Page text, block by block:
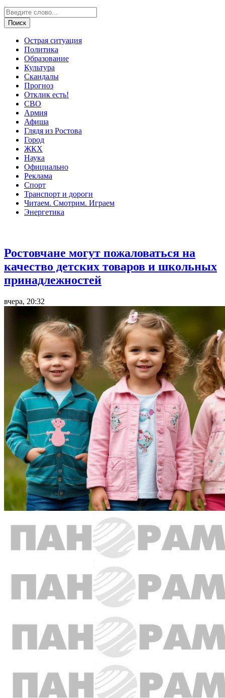
Острая ситуация
Политика
Образование
Культура
Скандалы
Прогноз
Отклик есть!
СВО
Армия
Афиша
Глядя из Ростова
Город
ЖКХ
Наука
Официально
Реклама
Спорт
Транспорт и дороги
Читаем. Смотрим. Играем
Энергетика
Ростовчане могут пожаловаться на
качество детских товаров и школьных
принадлежностей
вчера, 20:32